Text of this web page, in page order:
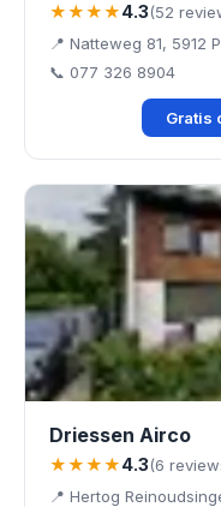
★★★★4.3(52
📍 Natteweg 81, 5912
📞 077 326 8904
Gratis
Driessen Airco
★★★★4.3(6
📍 Hertog